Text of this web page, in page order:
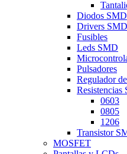
Diodos SMD
Drivers SMD
Fusibles
Leds SMD
Pulsadores
Regulador
Resistencias
0603
0805
1206
Transistor
MOSFET